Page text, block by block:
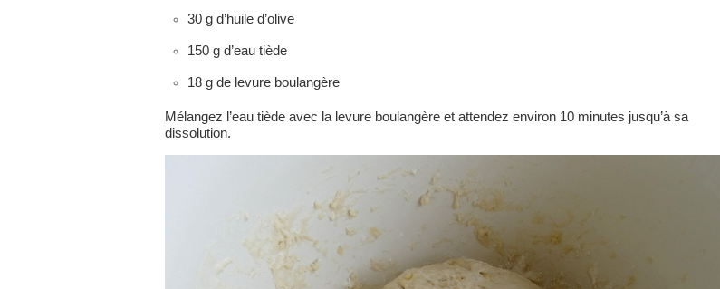
30 g d’huile d’olive
150 g d’eau tiède
18 g de levure boulangère
Mélangez l’eau tiède avec la levure boulangère et attendez environ 10 minutes jusqu’à sa
dissolution.